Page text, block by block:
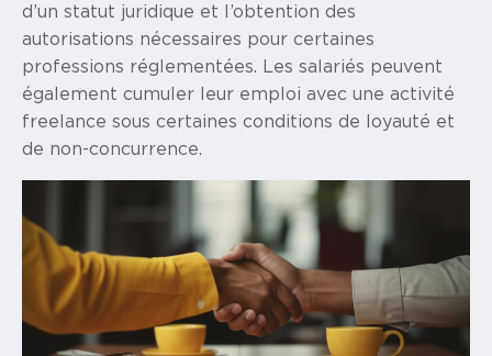
d’un statut juridique et l’obtention des
autorisations nécessaires pour certaines
professions réglementées. Les salariés peuvent
également cumuler leur emploi avec une activité
freelance sous certaines conditions de loyauté et
de non-concurrence.